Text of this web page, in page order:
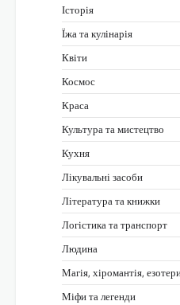
Історія
Їжа та кулінарія
Квіти
Космос
Краса
Культура та мистецтво
Кухня
Лікувальні засоби
Література та книжки
Логістика та транспорт
Людина
Магія, хіромантія,
Міфи та легенди